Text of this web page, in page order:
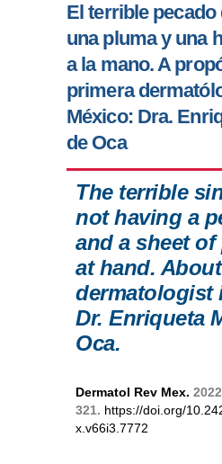
El terrible pecado
una pluma y una
a la mano. A
primera
México: Dra.
de Oca
The terrible
not having a
and a sheet of
at hand.
dermatologist
Dr. Enriqueta
Oca.
Dermatol Rev Mex.
321. https://doi.org/
x.v66i3.7772